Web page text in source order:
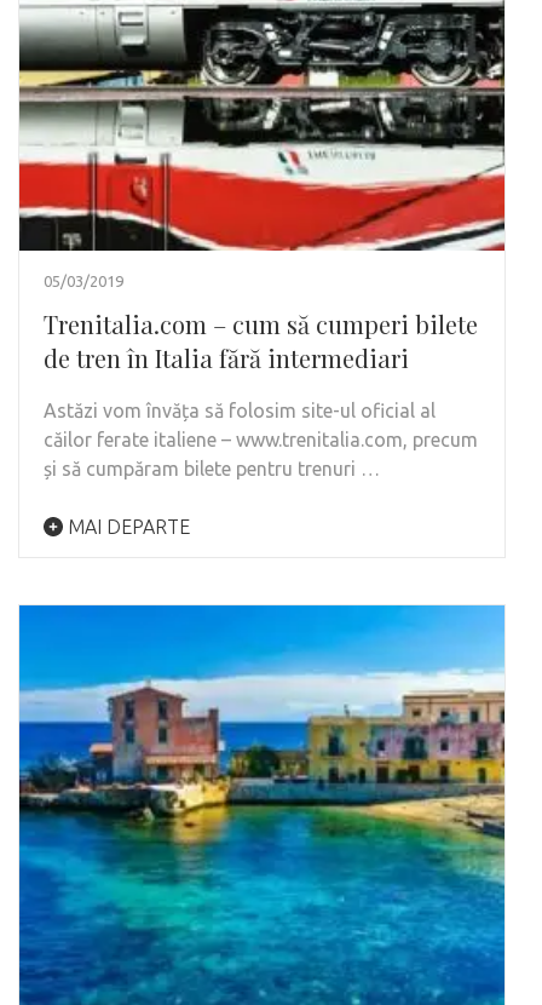
05/03/2019
Trenitalia.com – cum să cumperi bilete
de tren în Italia fără intermediari
Astăzi vom învăța să folosim site-ul oficial al
căilor ferate italiene – www.trenitalia.com, precum
și să cumpăram bilete pentru trenuri …
MAI DEPARTE